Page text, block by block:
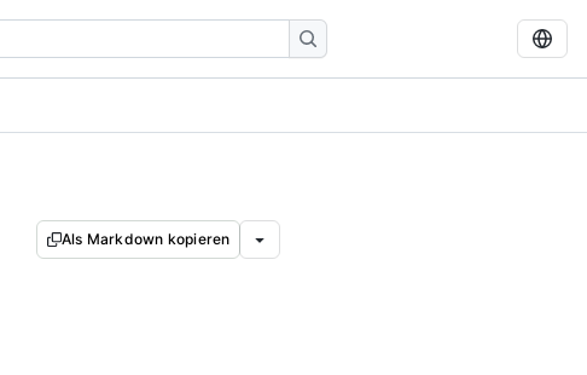
Als Markdown kopieren